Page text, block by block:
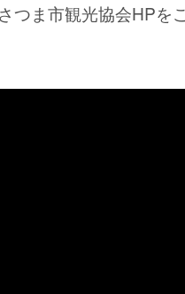
つま市観光協会HPを